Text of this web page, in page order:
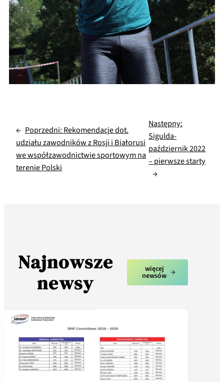
← Poprzedni: Rekomendacje dot.
udziału zawodników z Rosji i Białorusi
we współzawodnictwie sportowym na
terenie Polski
Następny:
Sigulda-
październik 2022
– pierwsze starty
→
Najnowsze
newsy
więcej
newsów